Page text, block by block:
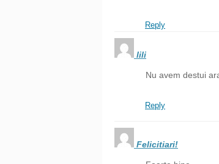
Reply
lili
Nu avem destui
Reply
Felicitiari!